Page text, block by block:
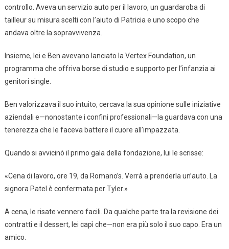
controllo. Aveva un servizio auto per il lavoro, un guardaroba di
tailleur su misura scelti con l’aiuto di Patricia e uno scopo che
andava oltre la sopravvivenza.
Insieme, lei e Ben avevano lanciato la Vertex Foundation, un
programma che offriva borse di studio e supporto per l’infanzia ai
genitori single.
Ben valorizzava il suo intuito, cercava la sua opinione sulle iniziative
aziendali e—nonostante i confini professionali—la guardava con una
tenerezza che le faceva battere il cuore all’impazzata.
Quando si avvicinò il primo gala della fondazione, lui le scrisse:
«Cena di lavoro, ore 19, da Romano’s. Verrà a prenderla un’auto. La
signora Patel è confermata per Tyler.»
A cena, le risate vennero facili. Da qualche parte tra la revisione dei
contratti e il dessert, lei capì che—non era più solo il suo capo. Era un
amico.